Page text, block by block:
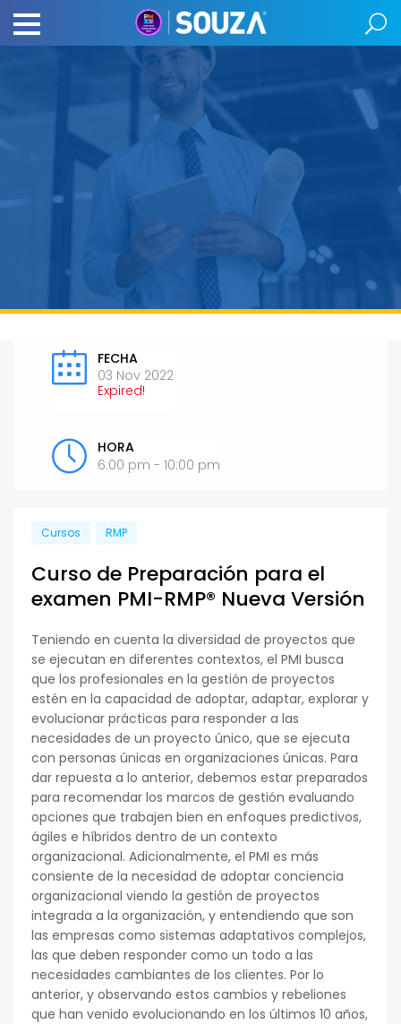
FECHA
03 Nov 2022
Expired!
HORA
6:00 pm - 10:00 pm
Cursos RMP
Curso de Preparación para el
examen PMI-RMP® Nueva Versión
Teniendo en cuenta la diversidad de proyectos que
se ejecutan en diferentes contextos, el PMI busca
que los profesionales en la gestión de proyectos
estén en la capacidad de adoptar, adaptar, explorar y
evolucionar prácticas para responder a las
necesidades de un proyecto único, que se ejecuta
con personas únicas en organizaciones únicas. Para
dar repuesta a lo anterior, debemos estar preparados
para recomendar los marcos de gestión evaluando
opciones que trabajen bien en enfoques predictivos,
ágiles e híbridos dentro de un contexto
organizacional. Adicionalmente, el PMI es más
consiente de la necesidad de adoptar conciencia
organizacional viendo la gestión de proyectos
integrada a la organización, y entendiendo que son
las empresas como sistemas adaptativos complejos,
las que deben responder como un todo a las
necesidades cambiantes de los clientes. Por lo
anterior, y observando estos cambios y rebeliones
que han venido evolucionando en los últimos 10 años,